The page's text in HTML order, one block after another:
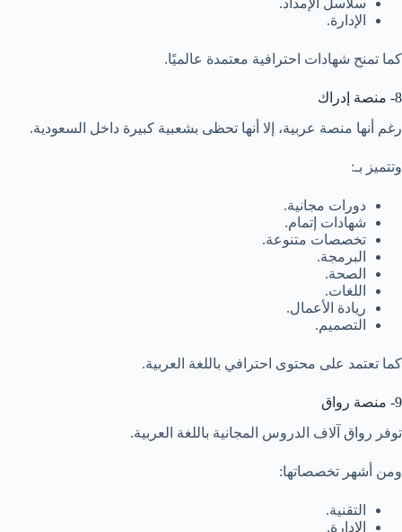
سلاسل الإمداد.
الإدارة.
كما تمنح شهادات احترافية معتمدة عالميًا.
8- منصة إدراك
رغم أنها منصة عربية، إلا أنها تحظى بشعبية كبيرة داخل السعودية.
وتتميز بـ:
دورات مجانية.
شهادات إتمام.
تخصصات متنوعة.
البرمجة.
الصحة.
اللغات.
ريادة الأعمال.
التصميم.
كما تعتمد على محتوى احترافي باللغة العربية.
9- منصة رواق
توفر رواق آلاف الدروس المجانية باللغة العربية.
ومن أشهر تخصصاتها:
التقنية.
الإدارة.